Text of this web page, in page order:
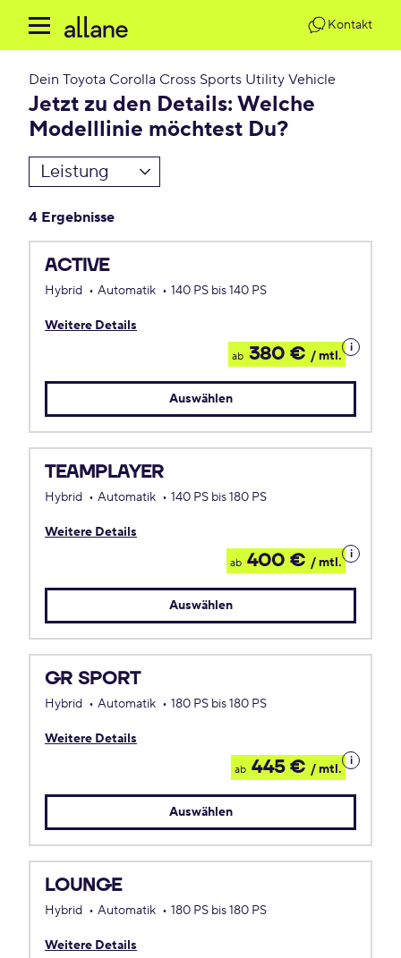
Kontakt
Dein Toyota Corolla Cross Sports Utility Vehicle
Jetzt zu den Details: Welche
Modelllinie möchtest Du?
Leistung
4 Ergebnisse
ACTIVE
Hybrid Automatik 140 PS bis 140 PS
Weitere Details
ab 380 € / mtl.
Details
zum
Auswählen
TEAMPLAYER
Hybrid Automatik 140 PS bis 180 PS
Weitere Details
ab 400 € / mtl.
Details
zum
Auswählen
GR SPORT
Hybrid Automatik 180 PS bis 180 PS
Weitere Details
ab 445 € / mtl.
Details
zum
Auswählen
LOUNGE
Hybrid Automatik 180 PS bis 180 PS
Weitere Details